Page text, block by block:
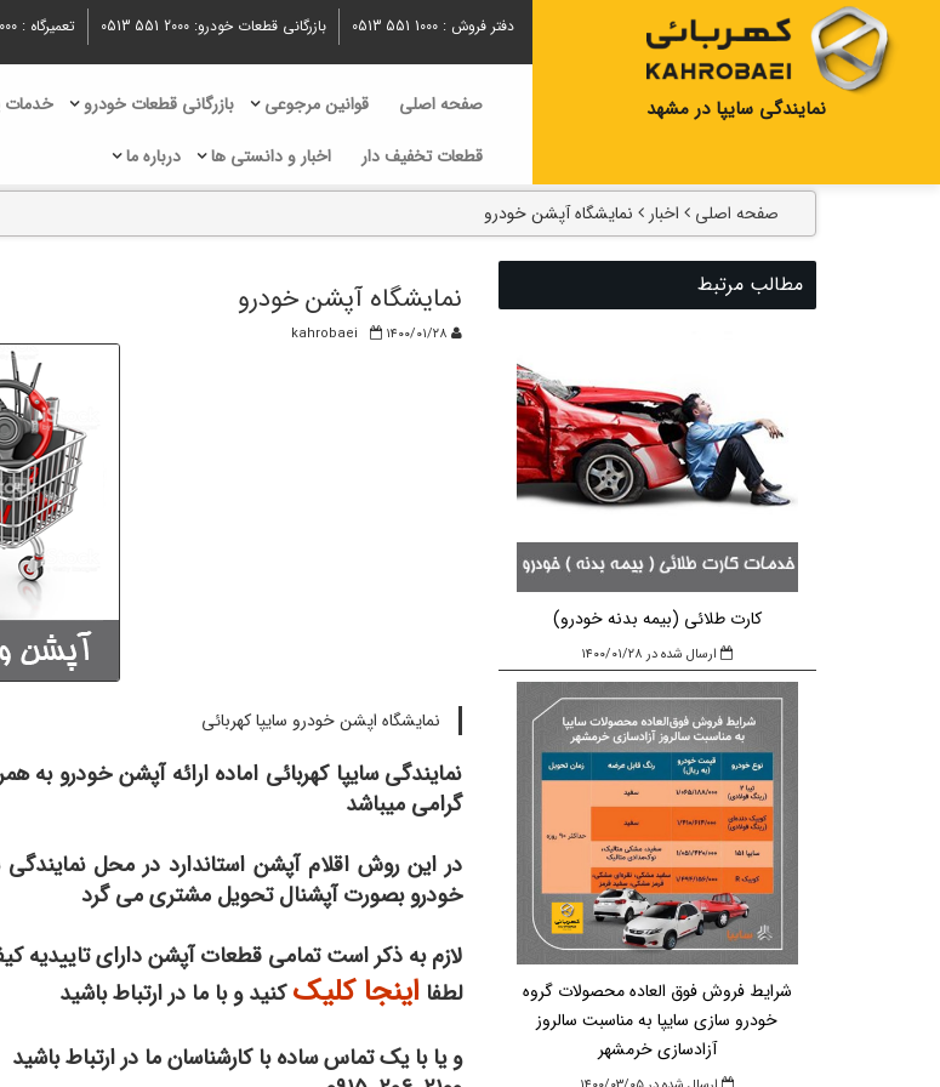
نمایندگی سایپا در مشهد
دفتر فروش : 0513 551 1000 بازرگانی قطعات خودرو: 0513 551 2000 تعمیرگاه :
صفحه اصلی قوانین مرجوعی بازرگانی قطعات خودرو
قطعات تخفیف دار
اخبار و دانستی ها درباره ما
صفحه اصلی اخبار نمایشگاه آپشن خودرو
مطالب مرتبط
کارت طلائی (بیمه بدنه خودرو)
ارسال شده در ۱۴۰۰/۰۱/۲۸
شرایط فروش فوق العاده محصولات گروه
خودرو سازی سایپا به مناسبت سالروز
آزادسازی خرمشهر
نمایشگاه آپشن خودرو
۱۴۰۰/۰۱/۲۸
نمایشگاه اپشن خودرو سایپا کهربائی
نمایندگی سایپا کهربائی اماده ارائه آپشن خودرو
گرامی میباشد
در این روش اقلام آپشن استاندارد در محل
خودرو بصورت آپشنال تحویل مشتری می گرد
لازم به ذکر است تمامی قطعات آپشن دارای تاییدیه
لطفا اینجا کلیککنید و با ما در ارتباط باشید
و یا با یک تماس ساده با کارشناسان ما در ارتباط باشید